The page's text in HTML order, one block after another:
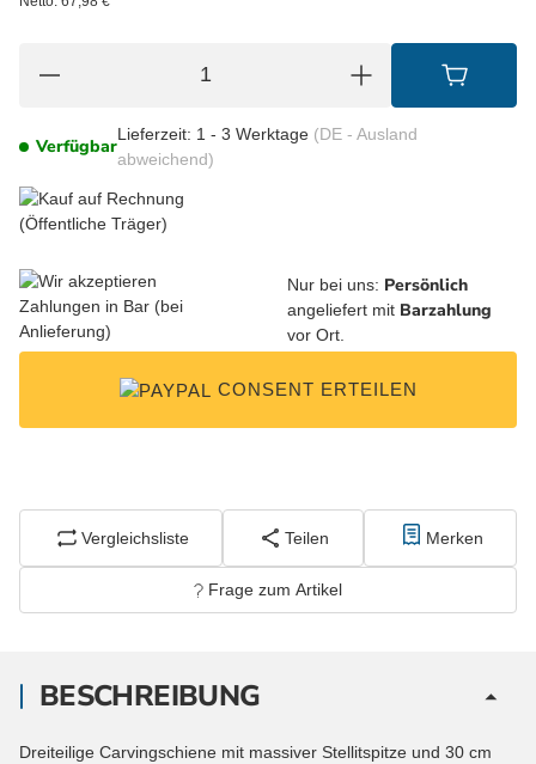
Verfügbar
Lieferzeit: 1 - 3 Werktage (DE - Ausland
abweichend)
Nur bei uns: Persönlich
angeliefert mit Barzahlung
vor Ort.
CONSENT ERTEILEN
Vergleichsliste Teilen Merken
Frage zum Artikel
BESCHREIBUNG
Dreiteilige Carvingschiene mit massiver Stellitspitze und 30 cm